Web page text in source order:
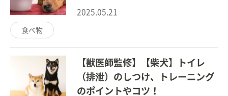
2025.05.21
食べ物
【獣医師監修】【柴犬】トイレ
（排泄）のしつけ、トレーニング
のポイントやコツ！